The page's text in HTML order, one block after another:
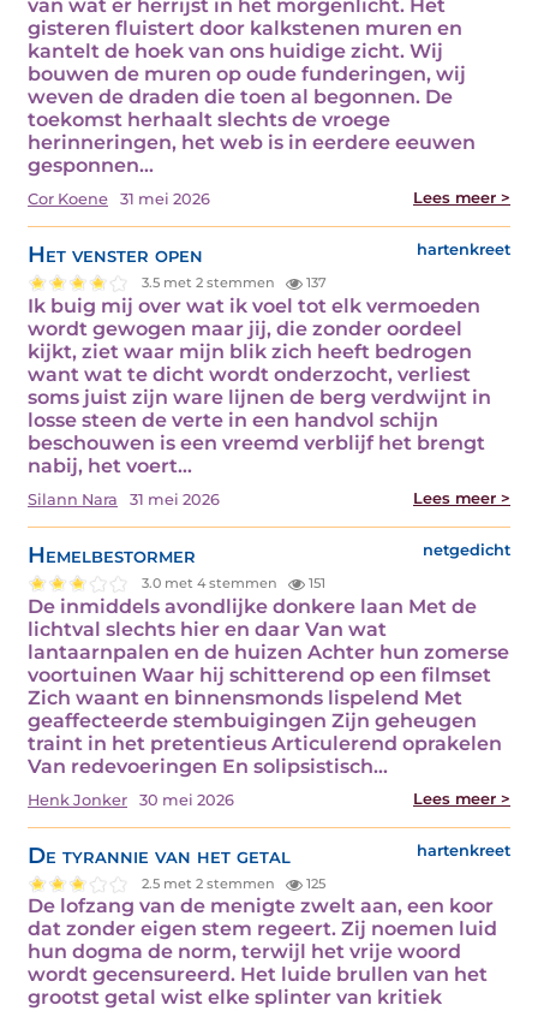
van wat er herrijst in het morgenlicht. Het
gisteren fluistert door kalkstenen muren en
kantelt de hoek van ons huidige zicht. Wij
bouwen de muren op oude funderingen, wij
weven de draden die toen al begonnen. De
toekomst herhaalt slechts de vroege
herinneringen, het web is in eerdere eeuwen
gesponnen…
Cor Koene 31 mei 2026 Lees meer >
Het venster open hartenkreet
3.5 met 2 stemmen 137
Ik buig mij over wat ik voel tot elk vermoeden
wordt gewogen maar jij, die zonder oordeel
kijkt, ziet waar mijn blik zich heeft bedrogen
want wat te dicht wordt onderzocht, verliest
soms juist zijn ware lijnen de berg verdwijnt in
losse steen de verte in een handvol schijn
beschouwen is een vreemd verblijf het brengt
nabij, het voert…
Silann Nara 31 mei 2026 Lees meer >
Hemelbestormer netgedicht
3.0 met 4 stemmen 151
De inmiddels avondlijke donkere laan Met de
lichtval slechts hier en daar Van wat
lantaarnpalen en de huizen Achter hun zomerse
voortuinen Waar hij schitterend op een filmset
Zich waant en binnensmonds lispelend Met
geaffecteerde stembuigingen Zijn geheugen
traint in het pretentieus Articulerend oprakelen
Van redevoeringen En solipsistisch…
Henk Jonker 30 mei 2026 Lees meer >
De tyrannie van het getal hartenkreet
2.5 met 2 stemmen 125
De lofzang van de menigte zwelt aan, een koor
dat zonder eigen stem regeert. Zij noemen luid
hun dogma de norm, terwijl het vrije woord
wordt gecensureerd. Het luide brullen van het
grootst getal wist elke splinter van kritiek